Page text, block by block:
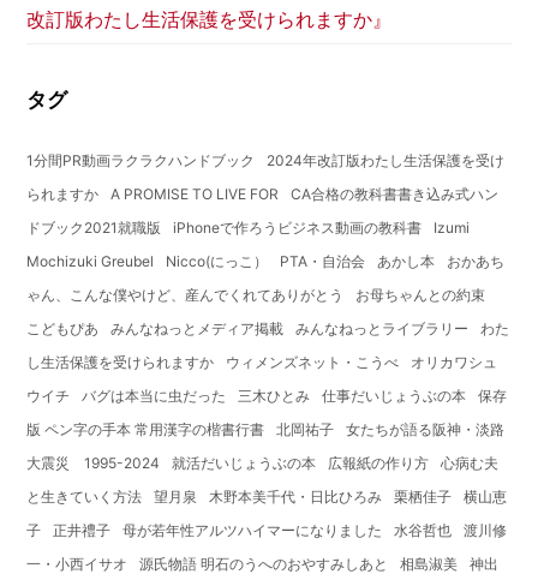
改訂版わたし生活保護を受けられますか』
タグ
1分間PR動画ラクラクハンドブック
2024年改訂版わたし生活保護を受け
られますか
A PROMISE TO LIVE FOR
CA合格の教科書書き込み式ハン
ドブック2021就職版
iPhoneで作ろうビジネス動画の教科書
Izumi
Mochizuki Greubel
Nicco(にっこ） PTA・自治会 あかし本
おかあち
ゃん、こんな僕やけど、産んでくれてありがとう
お母ちゃんとの約束
こどもぴあ
みんなねっとメディア掲載 みんなねっとライブラリー
わた
し生活保護を受けられますか
ウィメンズネット・こうべ
オリカワシュ
ウイチ
バグは本当に虫だった 三木ひとみ 仕事だいじょうぶの本
保存
版 ペン字の手本 常用漢字の楷書行書
北岡祐子
女たちが語る阪神・淡路
大震災 1995-2024
就活だいじょうぶの本 広報紙の作り方
心病む夫
と生きていく方法
望月泉 木野本美千代・日比ひろみ 栗栖佳子
横山恵
子
正井禮子 母が若年性アルツハイマーになりました 水谷哲也
渡川修
一・小西イサオ
源氏物語 明石のうへのおやすみしあと 相島淑美
神出